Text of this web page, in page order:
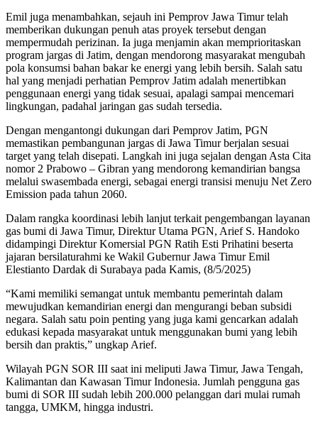
Emil juga menambahkan, sejauh ini Pemprov Jawa Timur telah
memberikan dukungan penuh atas proyek tersebut dengan
mempermudah perizinan. Ia juga menjamin akan memprioritaskan
program jargas di Jatim, dengan mendorong masyarakat mengubah
pola konsumsi bahan bakar ke energi yang lebih bersih. Salah satu
hal yang menjadi perhatian Pemprov Jatim adalah menertibkan
penggunaan energi yang tidak sesuai, apalagi sampai mencemari
lingkungan, padahal jaringan gas sudah tersedia.
Dengan mengantongi dukungan dari Pemprov Jatim, PGN
memastikan pembangunan jargas di Jawa Timur berjalan sesuai
target yang telah disepati. Langkah ini juga sejalan dengan Asta Cita
nomor 2 Prabowo – Gibran yang mendorong kemandirian bangsa
melalui swasembada energi, sebagai energi transisi menuju Net Zero
Emission pada tahun 2060.
Dalam rangka koordinasi lebih lanjut terkait pengembangan layanan
gas bumi di Jawa Timur, Direktur Utama PGN, Arief S. Handoko
didampingi Direktur Komersial PGN Ratih Esti Prihatini beserta
jajaran bersilaturahmi ke Wakil Gubernur Jawa Timur Emil
Elestianto Dardak di Surabaya pada Kamis, (8/5/2025)
“Kami memiliki semangat untuk membantu pemerintah dalam
mewujudkan kemandirian energi dan mengurangi beban subsidi
negara. Salah satu poin penting yang juga kami gencarkan adalah
edukasi kepada masyarakat untuk menggunakan bumi yang lebih
bersih dan praktis,” ungkap Arief.
Wilayah PGN SOR III saat ini meliputi Jawa Timur, Jawa Tengah,
Kalimantan dan Kawasan Timur Indonesia. Jumlah pengguna gas
bumi di SOR III sudah lebih 200.000 pelanggan dari mulai rumah
tangga, UMKM, hingga industri.